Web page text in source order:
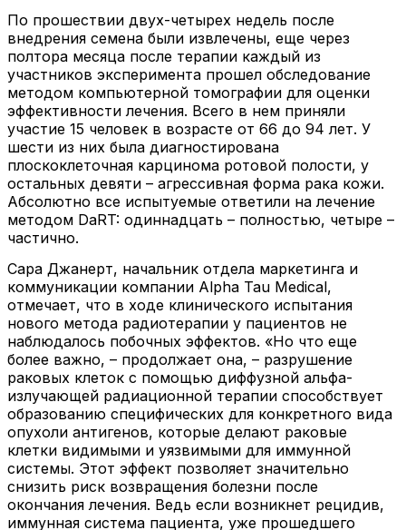
По прошествии двух-четырех недель после
внедрения семена были извлечены, еще через
полтора месяца после терапии каждый из
участников эксперимента прошел обследование
методом компьютерной томографии для оценки
эффективности лечения. Всего в нем приняли
участие 15 человек в возрасте от 66 до 94 лет. У
шести из них была диагностирована
плоскоклеточная карцинома ротовой полости, у
остальных девяти – агрессивная форма рака кожи.
Абсолютно все испытуемые ответили на лечение
методом DaRT: одиннадцать – полностью, четыре –
частично.
Сара Джанерт, начальник отдела маркетинга и
коммуникации компании Alpha Tau Medical,
отмечает, что в ходе клинического испытания
нового метода радиотерапии у пациентов не
наблюдалось побочных эффектов. «Но что еще
более важно, – продолжает она, – разрушение
раковых клеток с помощью диффузной альфа-
излучающей радиационной терапии способствует
образованию специфических для конкретного вида
опухоли антигенов, которые делают раковые
клетки видимыми и уязвимыми для иммунной
системы. Этот эффект позволяет значительно
снизить риск возвращения болезни после
окончания лечения. Ведь если возникнет рецидив,
иммунная система пациента, уже прошедшего